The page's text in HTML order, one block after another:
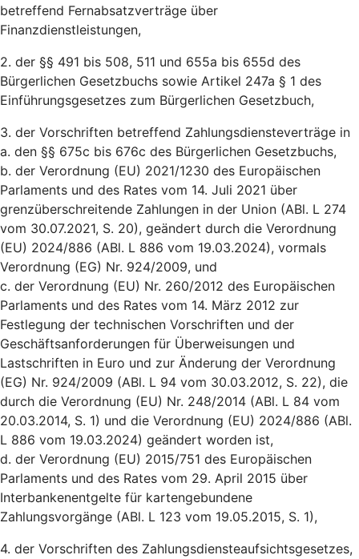
betreffend Fernabsatzverträge über
Finanzdienstleistungen,
2. der §§ 491 bis 508, 511 und 655a bis 655d des
Bürgerlichen Gesetzbuchs sowie Artikel 247a § 1 des
Einführungsgesetzes zum Bürgerlichen Gesetzbuch,
3. der Vorschriften betreffend Zahlungsdiensteverträge in
a. den §§ 675c bis 676c des Bürgerlichen Gesetzbuchs,
b. der Verordnung (EU) 2021/1230 des Europäischen
Parlaments und des Rates vom 14. Juli 2021 über
grenzüberschreitende Zahlungen in der Union (ABl. L 274
vom 30.07.2021, S. 20), geändert durch die Verordnung
(EU) 2024/886 (ABl. L 886 vom 19.03.2024), vormals
Verordnung (EG) Nr. 924/2009, und
c. der Verordnung (EU) Nr. 260/2012 des Europäischen
Parlaments und des Rates vom 14. März 2012 zur
Festlegung der technischen Vorschriften und der
Geschäftsanforderungen für Überweisungen und
Lastschriften in Euro und zur Änderung der Verordnung
(EG) Nr. 924/2009 (ABl. L 94 vom 30.03.2012, S. 22), die
durch die Verordnung (EU) Nr. 248/2014 (ABl. L 84 vom
20.03.2014, S. 1) und die Verordnung (EU) 2024/886 (ABl.
L 886 vom 19.03.2024) geändert worden ist,
d. der Verordnung (EU) 2015/751 des Europäischen
Parlaments und des Rates vom 29. April 2015 über
Interbankenentgelte für kartengebundene
Zahlungsvorgänge (ABl. L 123 vom 19.05.2015, S. 1),
4. der Vorschriften des Zahlungsdiensteaufsichtsgesetzes,